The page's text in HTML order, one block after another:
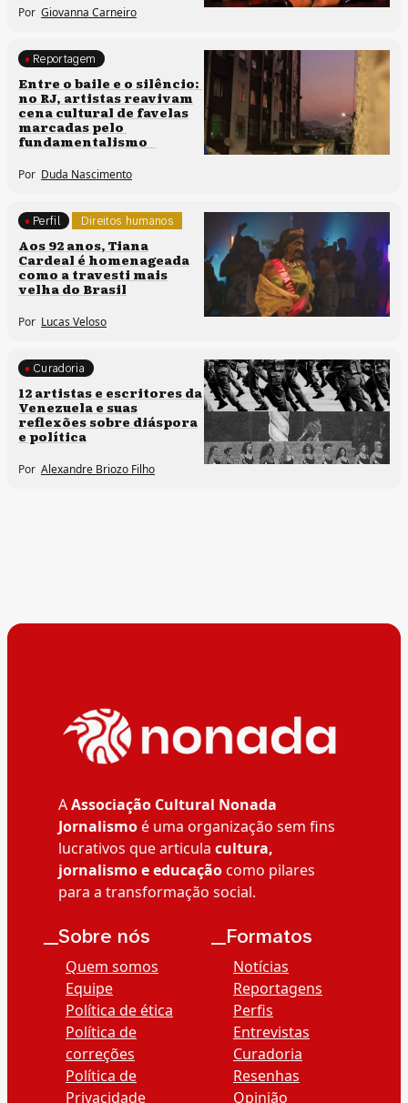
Por Giovanna Carneiro
Direitos humanos
Reportagem
Entre o baile e o silêncio:
no RJ, artistas reavivam
cena cultural de favelas
marcadas pelo
fundamentalismo
Por Duda Nascimento
Direitos humanos
Perfil
Aos 92 anos, Tiana
Cardeal é homenageada
como a travesti mais
velha do Brasil
Por Lucas Veloso
Curadoria
Direitos humanos
Processos artísticos
12 artistas e escritores da
Venezuela e suas
reflexões sobre diáspora
e política
Por Alexandre Briozo Filho
AAssociação Cultural Nonada
Jornalismoé uma organização sem fins
lucrativos que articula cultura,
jornalismo e educaçãocomo pilares
para a transformação social.
__Sobre nós
Quem somos
Equipe
Política de ética
Política de
correções
Política de
Privacidade
__Formatos
Notícias
Reportagens
Perfis
Entrevistas
Curadoria
Resenhas
Opinião